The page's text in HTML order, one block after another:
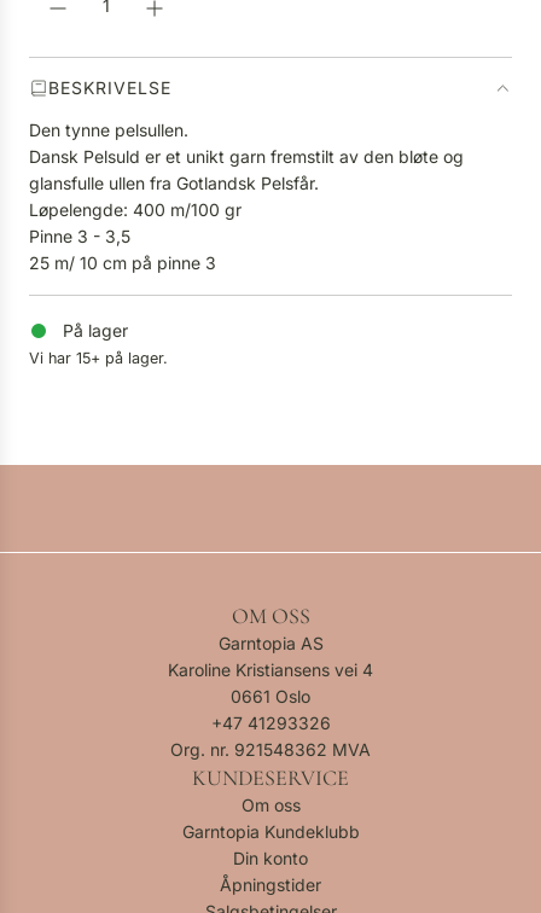
.
BESKRIVELSE
Den tynne pelsullen.
Dansk Pelsuld er et unikt garn fremstilt av den bløte og
glansfulle ullen fra Gotlandsk Pelsfår.
Løpelengde: 400 m/100 gr
Pinne 3 - 3,5
25 m/ 10 cm på pinne 3
På lager
Vi har 15+ på lager.
OM OSS
Garntopia AS
Karoline Kristiansens vei 4
0661 Oslo
+47 41293326
Org. nr. 921548362 MVA
KUNDESERVICE
Om oss
Garntopia Kundeklubb
Din konto
Åpningstider